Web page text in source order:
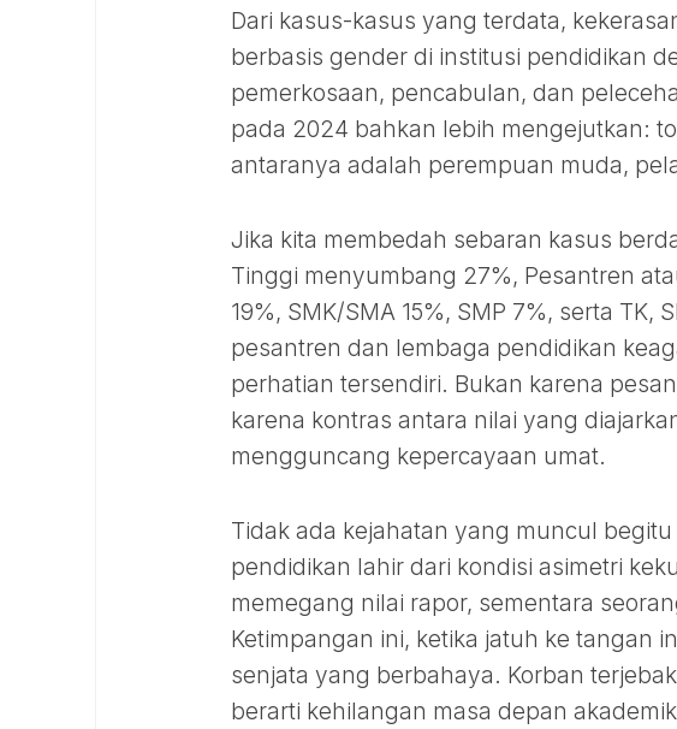
Dari kasus-kasus yang terdata,
berbasis gender di institusi pendidikan
pemerkosaan, pencabulan, dan
pada 2024 bahkan lebih mengejutkan:
antaranya adalah perempuan muda,
Jika kita membedah sebaran kasus
Tinggi menyumbang 27%, Pesantren
19%, SMK/SMA 15%, SMP 7%, serta
pesantren dan lembaga pendidikan
perhatian tersendiri. Bukan karena
karena kontras antara nilai yang
mengguncang kepercayaan umat.
Tidak ada kejahatan yang muncul
pendidikan lahir dari kondisi asimetri
memegang nilai rapor, sementara
Ketimpangan ini, ketika jatuh ke tangan
senjata yang berbahaya. Korban
berarti kehilangan masa depan